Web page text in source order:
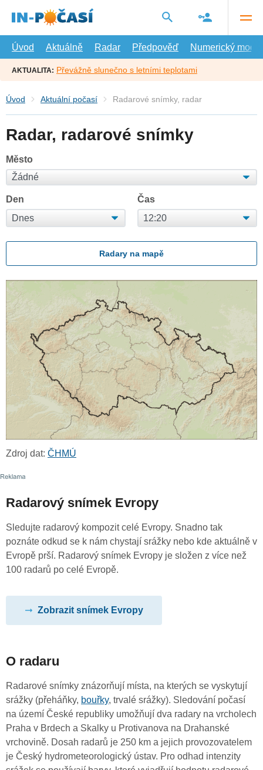
hlavní
Úvod
Aktuálně Radar Předpověď Numerický model
AKTUALITA: Převážně slunečno s letními teplotami
Úvod Aktuální počasí Radarové snímky, radar
Radar, radarové snímky
Město
Den Čas
Radary na mapě
Zdroj dat: ČHMÚ
Radarový snímek Evropy
Sledujte radarový kompozit celé Evropy. Snadno tak
poznáte odkud se k nám chystají srážky nebo kde aktuálně v
Evropě prší. Radarový snímek Evropy je složen z více než
100 radarů po celé Evropě.
Zobrazit snímek Evropy
O radaru
Radarové snímky znázorňují místa, na kterých se vyskytují
srážky (přeháňky, bouřky, trvalé srážky). Sledování počasí
na území České republiky umožňují dva radary na vrcholech
Praha v Brdech a Skalky u Protivanova na Drahanské
vrchovině. Dosah radarů je 250 km a jejich provozovatelem
je Český hydrometeorologický ústav. Pro odhad intenzity